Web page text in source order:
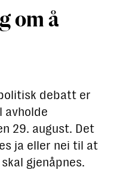
om å
debatt er
avholde
29. august. Det
ja eller nei til at
gjenåpnes.